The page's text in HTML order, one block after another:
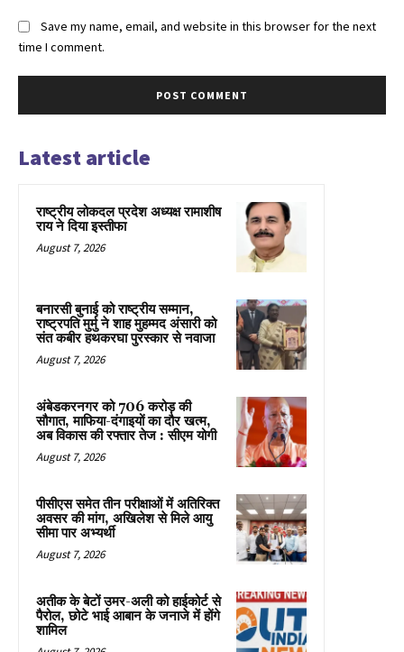
Save my name, email, and website in this browser for the next
time I comment.
Latest article
राष्ट्रीय लोकदल प्रदेश अध्यक्ष रामाशीष
राय ने दिया इस्तीफा
August 7, 2026
बनारसी बुनाई को राष्ट्रीय सम्मान,
राष्ट्रपति मुर्मु ने शाह मुहम्मद अंसारी को
संत कबीर हथकरघा पुरस्कार से नवाजा
August 7, 2026
अंबेडकरनगर को 706 करोड़ की
सौगात, माफिया-दंगाइयों का दौर खत्म,
अब विकास की रफ्तार तेज : सीएम योगी
August 7, 2026
पीसीएस समेत तीन परीक्षाओं में अतिरिक्त
अवसर की मांग, अखिलेश से मिले आयु
सीमा पार अभ्यर्थी
August 7, 2026
अतीक के बेटों उमर-अली को हाईकोर्ट से
पैरोल, छोटे भाई आबान के जनाजे में होंगे
शामिल